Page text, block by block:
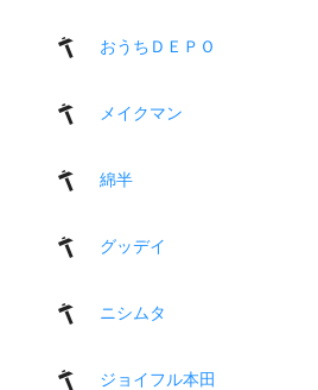
おうちＤＥＰＯ
メイクマン
綿半
グッデイ
ニシムタ
ジョイフル本田